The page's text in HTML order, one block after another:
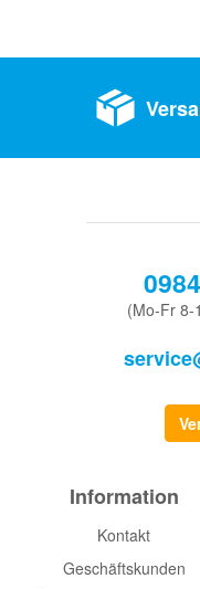
(Mo-Fr 8-
Information
Kontakt
Geschäftskunden